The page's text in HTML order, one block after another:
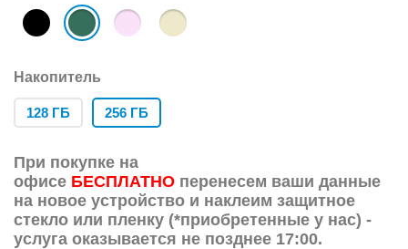
Накопитель
128 ГБ 256 ГБ
При покупке на
офисе БЕСПЛАТНО перенесем ваши данные
на новое устройство и наклеим защитное
стекло или пленку (*приобретенные у нас) -
услуга оказывается не позднее 17:00.